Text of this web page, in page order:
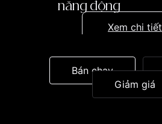
năng động
Xem chi tiết
Bán chạy
Giảm giá